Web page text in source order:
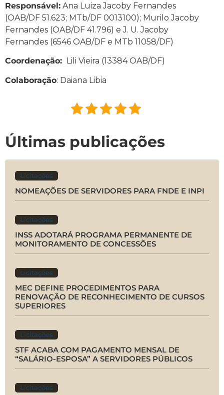
Responsável: Ana Luiza Jacoby Fernandes
(OAB/DF 51.623; MTb/DF 0013100); Murilo Jacoby
Fernandes (OAB/DF 41.796) e J. U. Jacoby
Fernandes (6546 OAB/DF e MTb 11058/DF)
Coordenação: Lili Vieira (13384 OAB/DF)
Colaboração: Daiana Libia
Últimas publicações
Licitações
NOMEAÇÕES DE SERVIDORES PARA FNDE E INPI
Licitações
INSS ADOTARÁ PROGRAMA PERMANENTE DE
MONITORAMENTO DE CONCESSÕES
Licitações
MEC DEFINE PROCEDIMENTOS PARA
RENOVAÇÃO DE RECONHECIMENTO DE CURSOS
SUPERIORES
Licitações
STF ACABA COM PAGAMENTO MENSAL DE
“SALÁRIO-ESPOSA” A SERVIDORES PÚBLICOS
Licitações